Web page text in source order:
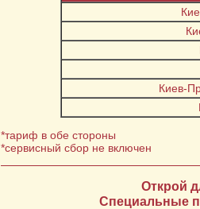
Киев-
*тариф в обе стороны
*сервисный сбор не включен
Открой
Специальные